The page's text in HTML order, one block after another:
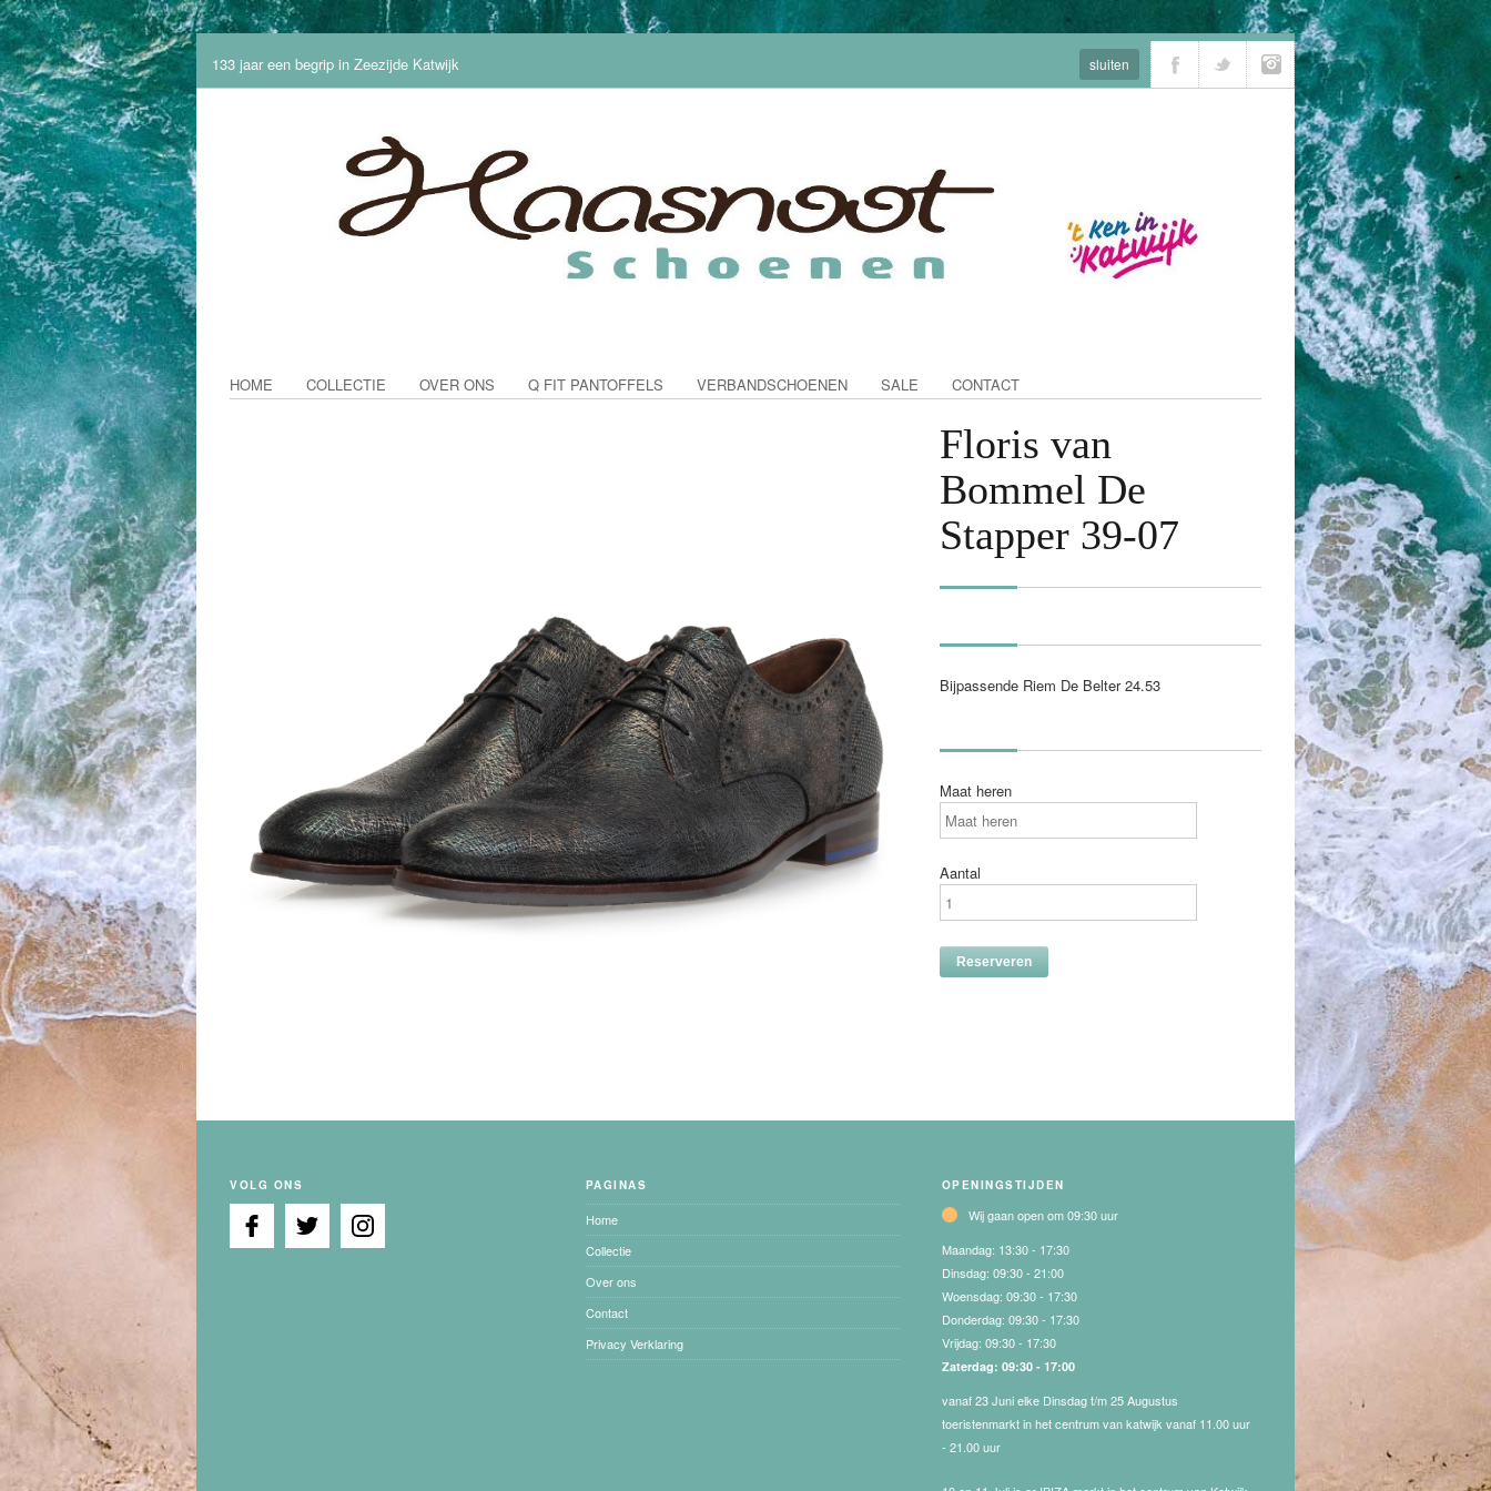
133 jaar een begrip in Zeezijde Katwijk sluiten
HOME COLLECTIE OVER ONS Q FIT PANTOFFELS VERBANDSCHOENEN SALE CONTACT
Floris van
Bommel De
Stapper 39-07
Bijpassende Riem De Belter 24.53
Maat heren
Aantal
VOLG ONS PAGINAS
Home
Collectie
Over ons
Contact
Privacy Verklaring
OPENINGSTIJDEN
Wij gaan open om 09:30 uur
Maandag: 13:30 - 17:30
Dinsdag: 09:30 - 21:00
Woensdag: 09:30 - 17:30
Donderdag: 09:30 - 17:30
Vrijdag: 09:30 - 17:30
Zaterdag: 09:30 - 17:00
vanaf 23 Juni elke Dinsdag t/m 25 Augustus
toeristenmarkt in het centrum van katwijk vanaf 11.00 uur
- 21.00 uur